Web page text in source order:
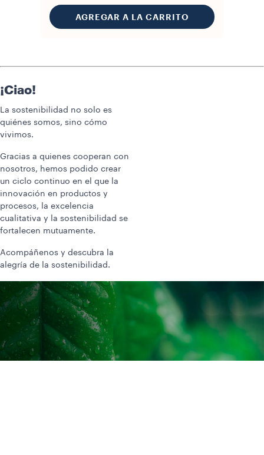
AGREGAR A LA CARRITO
¡Ciao!
La sostenibilidad no solo es
quiénes somos, sino cómo
vivimos.
Gracias a quienes cooperan con
nosotros, hemos podido crear
un ciclo continuo en el que la
innovación en productos y
procesos, la excelencia
cualitativa y la sostenibilidad se
fortalecen mutuamente.
Acompáñenos y descubra la
alegría de la sostenibilidad.